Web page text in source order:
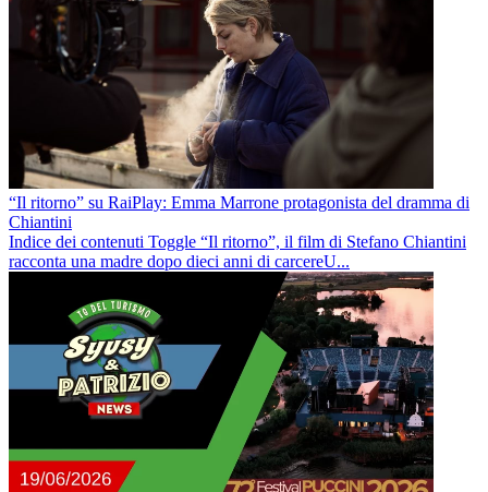
“Il ritorno” su RaiPlay: Emma Marrone protagonista del dramma di
Chiantini
Indice dei contenuti Toggle “Il ritorno”, il film di Stefano Chiantini
racconta una madre dopo dieci anni di carcereU...